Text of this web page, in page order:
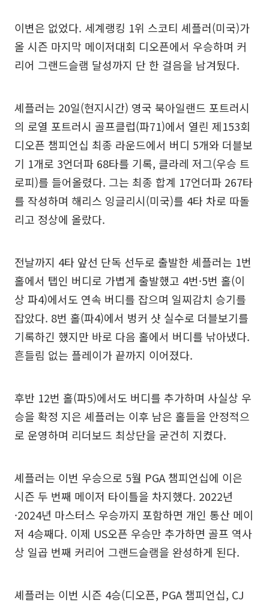
이변은 없었다. 세계랭킹 1위 스코티 셰플러(미국)가
올 시즌 마지막 메이저대회 디오픈에서 우승하며 커
리어 그랜드슬램 달성까지 단 한 걸음을 남겨뒀다.
셰플러는 20일(현지시간) 영국 북아일랜드 포트러시
의 로열 포트러시 골프클럽(파71)에서 열린 제153회
디오픈 챔피언십 최종 라운드에서 버디 5개와 더블보
기 1개로 3언더파 68타를 기록, 클라레 저그(우승 트
로피)를 들어올렸다. 그는 최종 합계 17언더파 267타
를 작성하며 해리스 잉글리시(미국)를 4타 차로 따돌
리고 정상에 올랐다.
전날까지 4타 앞선 단독 선두로 출발한 셰플러는 1번
홀에서 탭인 버디로 가볍게 출발했고 4번·5번 홀(이
상 파4)에서도 연속 버디를 잡으며 일찌감치 승기를
잡았다. 8번 홀(파4)에서 벙커 샷 실수로 더블보기를
기록하긴 했지만 바로 다음 홀에서 버디를 낚아냈다.
흔들림 없는 플레이가 끝까지 이어졌다.
후반 12번 홀(파5)에서도 버디를 추가하며 사실상 우
승을 확정 지은 셰플러는 이후 남은 홀들을 안정적으
로 운영하며 리더보드 최상단을 굳건히 지켰다.
셰플러는 이번 우승으로 5월 PGA 챔피언십에 이은
시즌 두 번째 메이저 타이틀을 차지했다. 2022년
·2024년 마스터스 우승까지 포함하면 개인 통산 메이
저 4승째다. 이제 US오픈 우승만 추가하면 골프 역사
상 일곱 번째 커리어 그랜드슬램을 완성하게 된다.
셰플러는 이번 시즌 4승(디오픈, PGA 챔피언십, CJ